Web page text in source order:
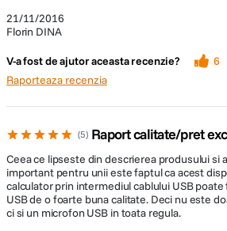
21/11/2016
Florin DINA
V-a fost de ajutor aceasta recenzie? 6
Raporteaza recenzia
5 Raport calitate/pret
Ceea ce lipseste din descrierea produsului si
important pentru unii este faptul ca acest
calculator prin intermediul cablului USB
USB de o foarte buna calitate. Deci nu este
ci si un microfon USB in toata regula.